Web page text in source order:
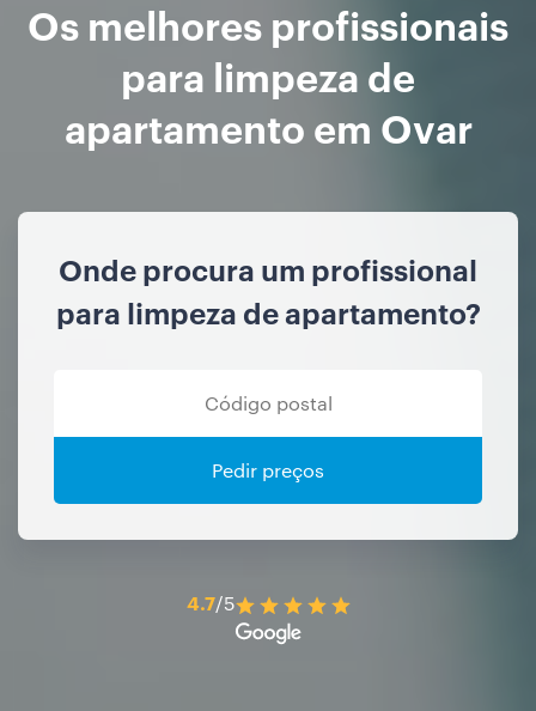
Os melhores profissionais
para limpeza de
apartamento em Ovar
Onde procura um profissional
para limpeza de apartamento?
Pedir preços
4.7/5